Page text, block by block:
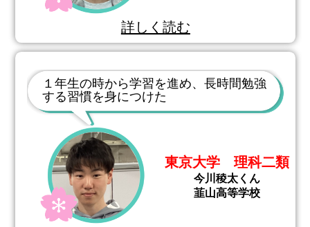
詳しく読む
１年生の時から学習を進め、長時間勉強
する習慣を身につけた
東京大学 理科二類
今川稜太くん
韮山高等学校